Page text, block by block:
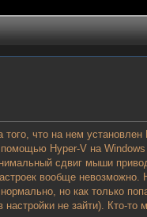
что на нем установлен
Hyper-V на
сдвиг мыши
вообще невозможно.
но как только
не зайти). Кто-то